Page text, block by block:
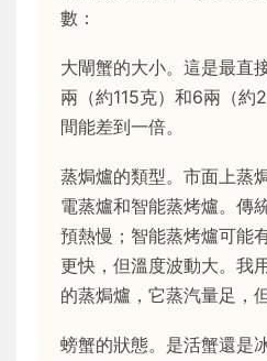
數：
大閘蟹的大小。這是最直
兩（約115克）和6兩（約
間能差到一倍。
蒸焗爐的類型。市面上蒸
電蒸爐和智能蒸烤爐。傳
預熱慢；智能蒸烤爐可能
更快，但溫度波動大。我
的蒸焗爐，它蒸汽量足，
螃蟹的狀態。是活蟹還是